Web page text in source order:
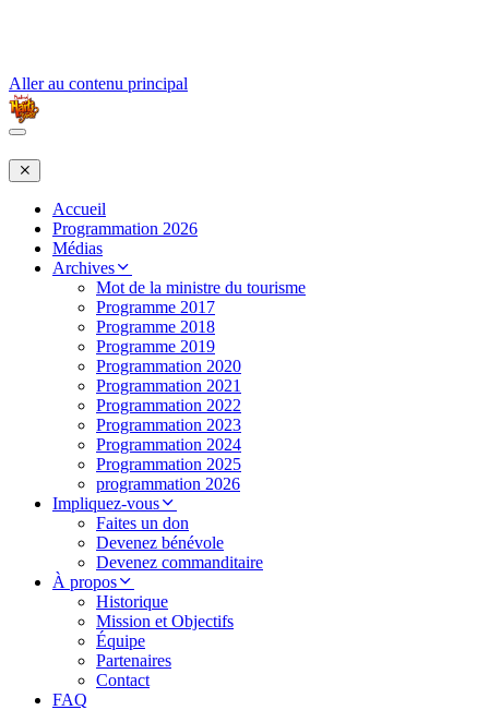
Aller au contenu principal
Accueil
Programmation 2026
Médias
Archives
Mot de la ministre du tourisme
Programme 2017
Programme 2018
Programme 2019
Programmation 2020
Programmation 2021
Programmation 2022
Programmation 2023
Programmation 2024
Programmation 2025
programmation 2026
Impliquez-vous
Faites un don
Devenez bénévole
Devenez commanditaire
À propos
Historique
Mission et Objectifs
Équipe
Partenaires
Contact
FAQ